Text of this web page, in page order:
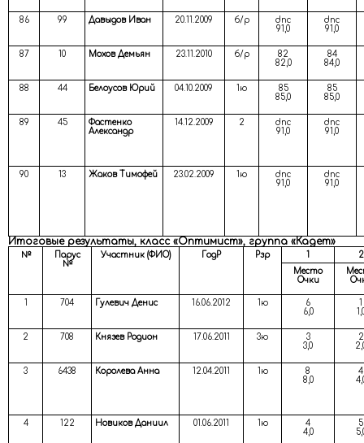
86 99 Давыдов Иван 20.11.2009 б/р
dnc
91,0
dnc
91,0
87 10 Мохов Демьян 23.11.2010 б/р
82
82,0
84
84,0
88 44 Белоусов Юрий 04.10.2009 1ю
85
85,0
85
85,0
89 45
Фастенко
Александр
14.12.2009 2
dnc
91,0
dnc
91,0
90 13 Жаков Тимофей 23.02.2009 1ю
dnc
91,0
dnc
91,0
Итоговые результаты, класс «Оптимист», группа «Кадет»
№
Парус
№
Участник (ФИО) ГодР Рзр 1
2
Место
Очки
1 704 Гулевич Денис 16.06.2012 1ю
6
6,0
1
2 708 Князев Родион 17.06.2011 3ю
3
3,0
2
3 6438 Королева Анна 12.04.2011 1ю
8
8,0
4
4 122 Новиков Даниил 01.06.2011 1ю
4
4,0
5